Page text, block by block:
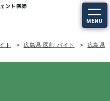
ント 医師
MENU
ト 広島県 医師 バイト 広島県/